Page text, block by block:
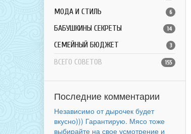
МОДА И СТИЛЬ 6
БАБУШКИНЫ СЕКРЕТЫ 14
СЕМЕЙНЫЙ БЮДЖЕТ 3
ВСЕГО СОВЕТОВ 155
Последние комментарии
Независимо от дырочек будет
вкусно))) Гарантирую. Мясо тоже
выбирайте на свое усмотрение и